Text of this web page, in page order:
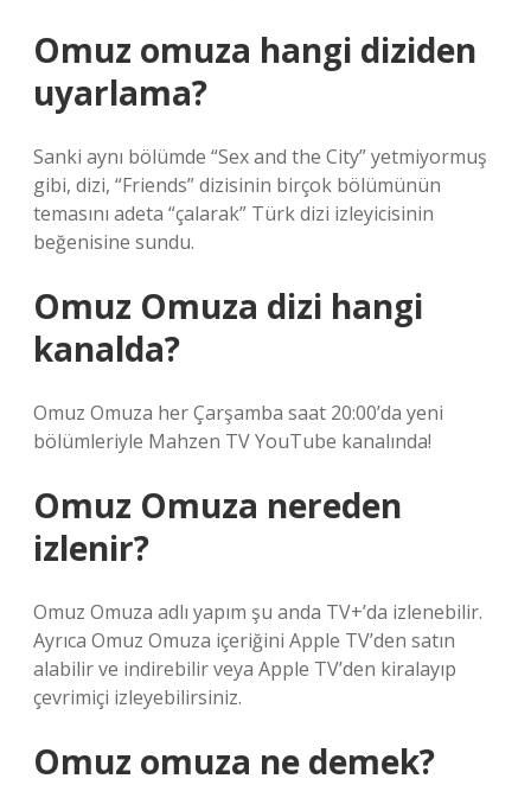
Omuz omuza hangi diziden
uyarlama?
Sanki aynı bölümde “Sex and the City” yetmiyormuş
gibi, dizi, “Friends” dizisinin birçok bölümünün
temasını adeta “çalarak” Türk dizi izleyicisinin
beğenisine sundu.
Omuz Omuza dizi hangi
kanalda?
Omuz Omuza her Çarşamba saat 20:00’da yeni
bölümleriyle Mahzen TV YouTube kanalında!
Omuz Omuza nereden
izlenir?
Omuz Omuza adlı yapım şu anda TV+’da izlenebilir.
Ayrıca Omuz Omuza içeriğini Apple TV’den satın
alabilir ve indirebilir veya Apple TV’den kiralayıp
çevrimiçi izleyebilirsiniz.
Omuz omuza ne demek?